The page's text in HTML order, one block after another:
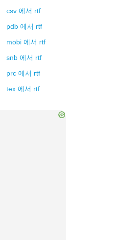
csv 에서 rtf
pdb 에서 rtf
mobi 에서 rtf
snb 에서 rtf
prc 에서 rtf
tex 에서 rtf